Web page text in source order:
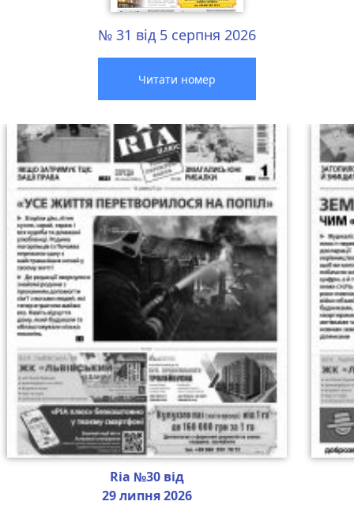
№ 31 від 5 серпня 2026
Читати номер
Ria №30 від
29 липня 2026